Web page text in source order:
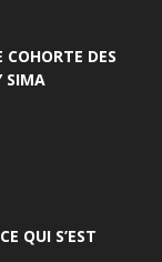
DES
SIMA
QUI S’EST